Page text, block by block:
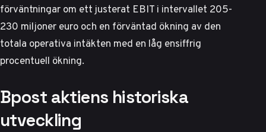
förväntningar om ett justerat EBIT i intervallet 205-
230 miljoner euro och en förväntad ökning av den
totala operativa intäkten med en låg ensiffrig
procentuell ökning.
Bpost aktiens historiska
utveckling